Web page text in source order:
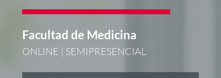
Facultad de Medicina
ONLINE | SEMIPRESENCIAL